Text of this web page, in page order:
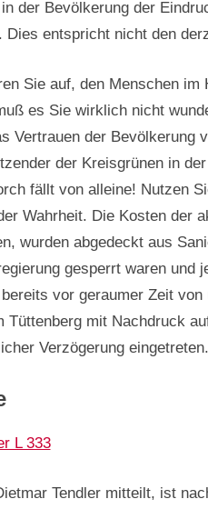
der Bevölkerung der
Dies entspricht nicht den
Sie auf, den Menschen
es Sie wirklich nicht
Vertrauen der Bevölkerung
der Kreisgrünen in
fällt von alleine! Nutzen
Wahrheit. Die Kosten der
wurden abgedeckt aus
gesperrt waren und
vor geraumer Zeit von
Tüttenberg mit Nachdruck
Verzögerung
L 333
Tendler mitteilt, ist